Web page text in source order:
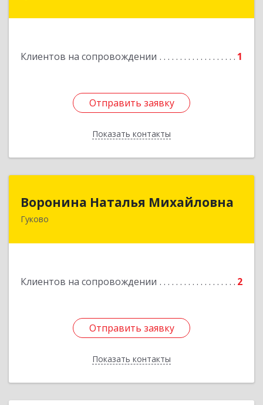
Клиентов на сопровождении 1
Отправить заявку
Показать контакты
Отправить заявку
Назад
Воронина Наталья Михайловна
Гуково
Клиентов на сопровождении 2
Отправить заявку
Показать контакты
Воронина Наталья Михайловна
Отправить заявку
Назад